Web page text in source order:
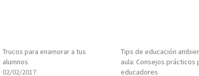
Trucos para enamorar a tus
alumnos
02/02/2017
Tips de educación
aula: Consejos prácticos
educadores